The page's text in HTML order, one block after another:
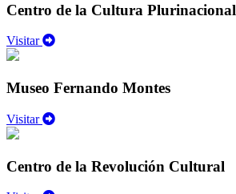
Centro de la Cultura Plurinacional
Visitar
Museo Fernando Montes
Visitar
Centro de la Revolución Cultural